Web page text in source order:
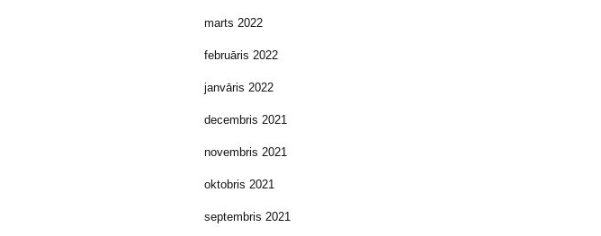
marts 2022
februāris 2022
janvāris 2022
decembris 2021
novembris 2021
oktobris 2021
septembris 2021